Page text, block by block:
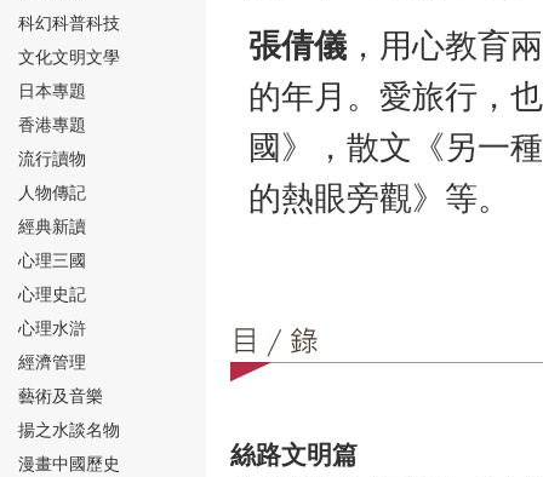
⑬
⑭
⑮
科幻科普科技
文化文明文學
日本專題
香港專題
流行讀物
人物傳記
經典新讀
心理三國
心理史記
心理水滸
經濟管理
藝術及音樂
揚之水談名物
漫畫中國歷史
張倩儀 ，用心教育
的年月。愛旅行，
國》，散文《另一
的熱眼旁觀》等。
絲路文明篇